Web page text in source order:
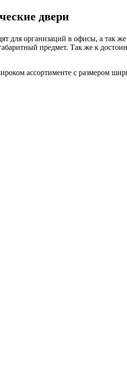
двери
для организаций в офисы, а так
предмет. Так же к
ассортименте с размером